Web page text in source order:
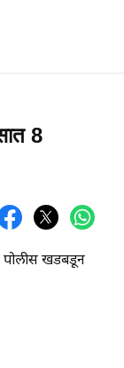
8
पोलीस खडबडून